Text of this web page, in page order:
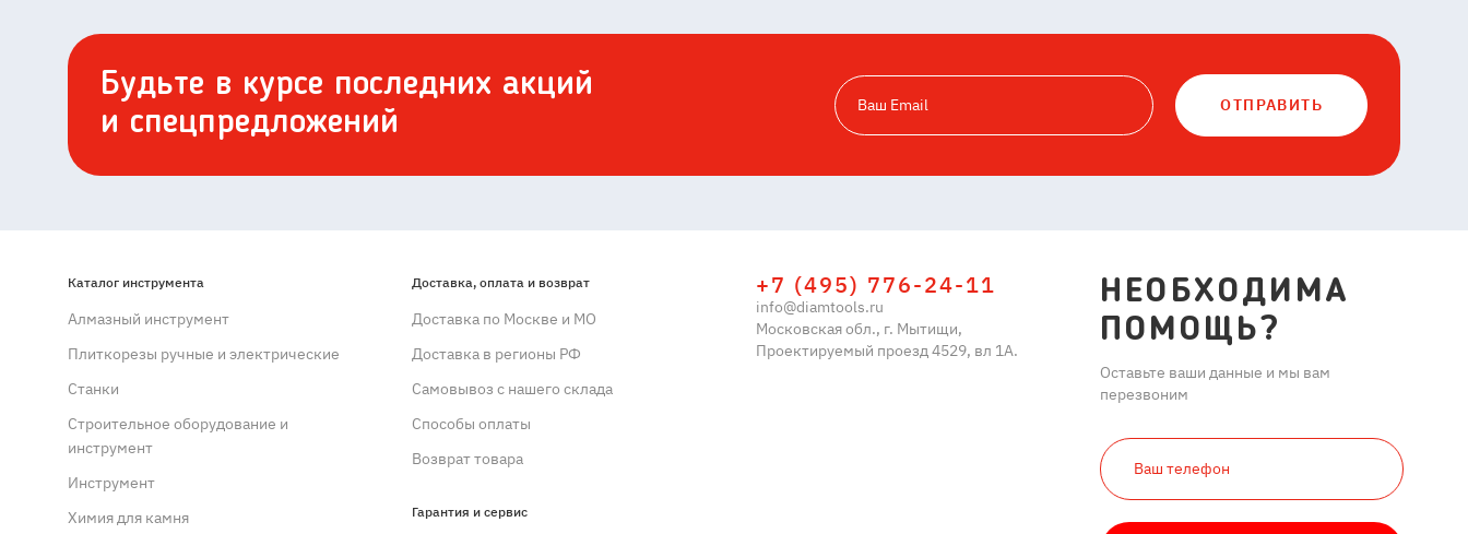
Будьте в курсе последних акций
и спецпредложений
ОТПРАВИТЬ
Каталог инструмента
Алмазный инструмент
Плиткорезы ручные и электрические
Станки
Строительное оборудование и
инструмент
Инструмент
Химия для камня
Доставка, оплата и возврат
Доставка по Москве и МО
Доставка в регионы РФ
Самовывоз с нашего склада
Способы оплаты
Возврат товара
Гарантия и сервис
+7 (495) 776-24-11
info@diamtools.ru
Московская обл., г. Мытищи,
Проектируемый проезд 4529, вл 1А.
НЕОБХОДИМА
ПОМОЩЬ?
Оставьте ваши данные и мы вам
перезвоним